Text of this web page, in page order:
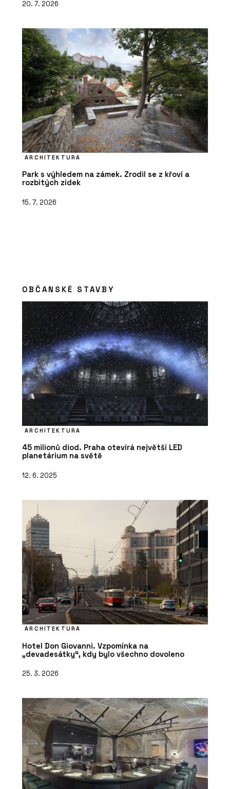
20. 7. 2026
ARCHITEKTURA
Park s výhledem na zámek. Zrodil se z křoví a
rozbitých zídek
15. 7. 2026
OBČANSKÉ STAVBY
ARCHITEKTURA
45 milionů diod. Praha otevírá největší LED
planetárium na světě
12. 6. 2025
ARCHITEKTURA
Hotel Don Giovanni. Vzpomínka na
„devadesátky“, kdy bylo všechno dovoleno
25. 3. 2026